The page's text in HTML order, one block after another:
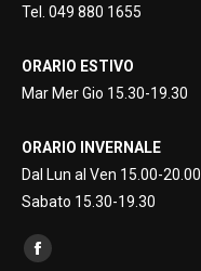
Tel. 049 880 1655
ORARIO ESTIVO
Mar Mer Gio 15.30-19.30
ORARIO INVERNALE
Dal Lun al Ven 15.00-20.00
Sabato 15.30-19.30
Find us on:
Facebook